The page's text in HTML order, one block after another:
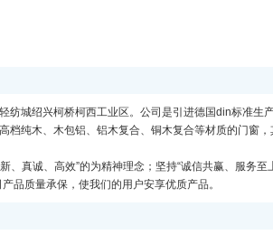
纺城绍兴柯桥柯西工业区。公司是引进德国din标准生
档纯木、木包铝、铝木复合、铜木复合等材质的门窗
、真诚、高效”的为精神理念；坚持“诚信共赢、服务至
品质量承保，使我们的用户安享优质产品。